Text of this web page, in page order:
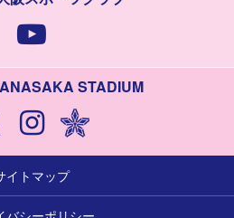
STADIUM
イトマップ